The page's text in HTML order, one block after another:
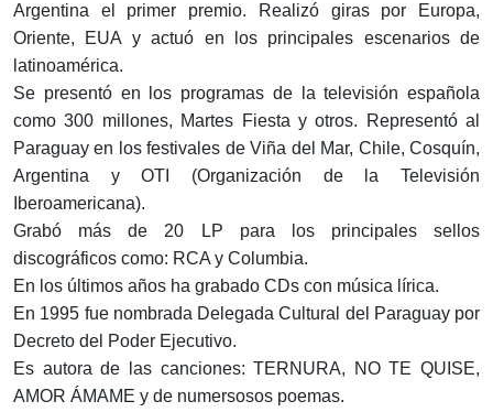
Argentina el primer premio. Realizó giras por Europa,
Oriente, EUA y actuó en los principales escenarios de
latinoamérica.
Se presentó en los programas de la televisión española
como 300 millones, Martes Fiesta y otros. Representó al
Paraguay en los festivales de Viña del Mar, Chile, Cosquín,
Argentina y OTI (Organización de la Televisión
Iberoamericana).
Grabó más de 20 LP para los principales sellos
discográficos como: RCA y Columbia.
En los últimos años ha grabado CDs con música lírica.
En 1995 fue nombrada Delegada Cultural del Paraguay por
Decreto del Poder Ejecutivo.
Es autora de las canciones: TERNURA, NO TE QUISE,
AMOR ÁMAME y de numersosos poemas.